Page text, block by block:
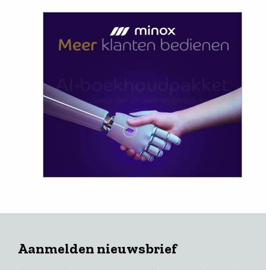
Aanmelden nieuwsbrief